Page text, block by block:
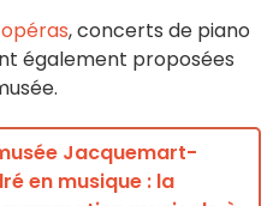
, concerts de piano
également proposées
Jacquemart-
en musique : la